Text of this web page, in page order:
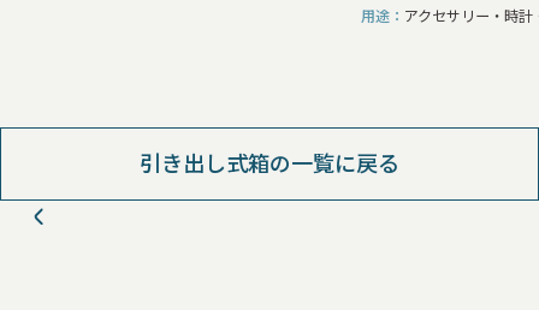
用途
アクセサリー・時計
引き出し式箱の一覧に戻る